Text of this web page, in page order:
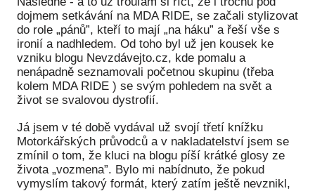
dojmem setkávání na MDA RIDE, se začali stylizovat
do role „pánů”, kteří to mají „na háku” a řeší vše s
ironií a nadhledem. Od toho byl už jen kousek ke
vzniku blogu Nevzdávejto.cz, kde pomalu a
nenápadně seznamovali početnou skupinu (třeba
kolem MDA RIDE ) se svým pohledem na svět a
život se svalovou dystrofií.
Já jsem v té době vydával už svojí třetí knížku
Motorkářských průvodců a v nakladatelství jsem se
zmínil o tom, že kluci na blogu píší krátké glosy ze
života „vozmena”. Bylo mi nabídnuto, že pokud
vymyslím takový formát, který zatím ještě nevznikl,